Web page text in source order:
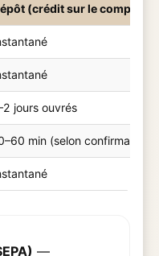
(crédit sur le compte)
jours ouvrés
min (selon confirmations
—